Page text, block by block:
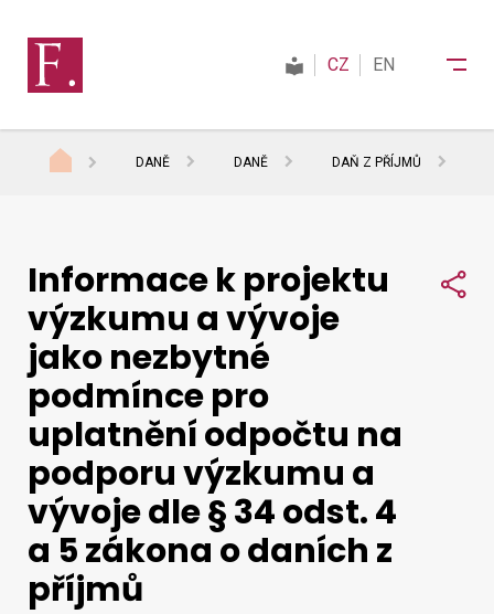
Daně
Mezinárodní spolupráce
Kontakty
Vyhledat na webu
CZ EN
DANĚ DANĚ DAŇ Z PŘÍJMŮ
Informace k projektu
výzkumu a vývoje
jako nezbytné
podmínce pro
uplatnění odpočtu na
podporu výzkumu a
vývoje dle § 34 odst. 4
a 5 zákona o daních z
příjmů